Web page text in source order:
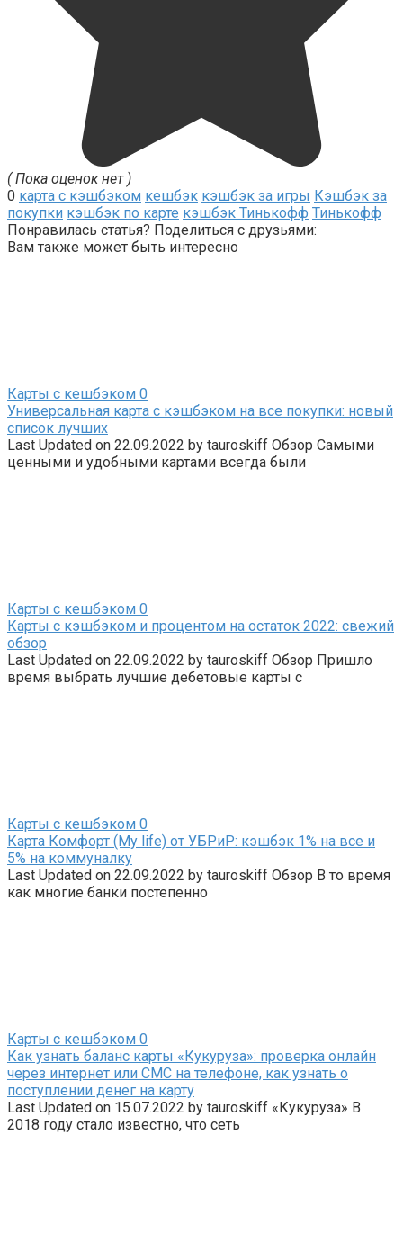
( Пока оценок нет )
0 карта с кэшбэком кешбэк кэшбэк за игры Кэшбэк за
покупки кэшбэк по карте кэшбэк Тинькофф Тинькофф
Понравилась статья? Поделиться с друзьями:
Вам также может быть интересно
Карты с кешбэком 0
Универсальная карта с кэшбэком на все покупки: новый
список лучших
Last Updated on 22.09.2022 by tauroskiff Обзор Самыми
ценными и удобными картами всегда были
Карты с кешбэком 0
Карты с кэшбэком и процентом на остаток 2022: свежий
обзор
Last Updated on 22.09.2022 by tauroskiff Обзор Пришло
время выбрать лучшие дебетовые карты с
Карты с кешбэком 0
Карта Комфорт (My life) от УБРиР: кэшбэк 1% на все и
5% на коммуналку
Last Updated on 22.09.2022 by tauroskiff Обзор В то время
как многие банки постепенно
Карты с кешбэком 0
Как узнать баланс карты «Кукуруза»: проверка онлайн
через интернет или СМС на телефоне, как узнать о
поступлении денег на карту
Last Updated on 15.07.2022 by tauroskiff «Кукуруза» В
2018 году стало известно, что сеть